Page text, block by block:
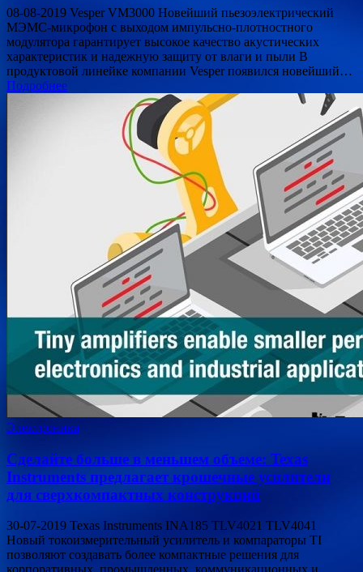
08-08-2019 Vesper VM3000 Новейший пьезоэлектрический
МЭМС-микрофон с выходом импульсно-плотностного
модулятора гарантирует высокое качество акустических
характеристик и надежную защиту от влаги и пыли В
продуктовой линейке компании Vesper появился новейший…
Подробнее
Электроника
Сделайте больше в меньшем объеме: Texas
Instruments предлагает крошечные усилители
для сверхкомпактных конструкций
30-07-2019 Texas Instruments INA185 TLV4021 TLV4041
Новый токоизмерительный усилитель и компараторы TI
позволяют создавать более компактные решения для